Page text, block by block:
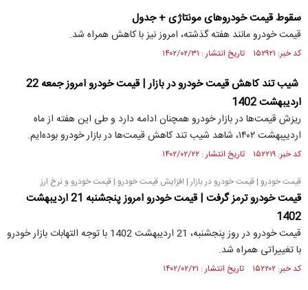
سقوط قیمت خودرو‌های مونتاژی + جدول
قیمت خودرو مانند هفته گذشته، امروز نیز با کاهش همراه شد.
کد خبر: ۱۵۲۹۲۱ تاریخ انتشار : ۱۴۰۲/۰۲/۳۱
شیب تند کاهش قیمت خودرو در بازار | قیمت خودرو امروز جمعه 22
اردیبهشت 1402
ریزش قیمت‌ها در بازار خودرو همچنان ادامه دارد و طی این هفته از ماه
اردییبهشت ۱۴۰۲، شاهد شیب تند کاهش قیمت‌ها در بازار خودرو بوده‌ایم.
کد خبر: ۱۵۲۲۱۹ تاریخ انتشار : ۱۴۰۲/۰۲/۲۲
قیمت خودرو | قیمت خودرو در بازار | افزایش قیمت خودرو | قیمت خودرو و نرخ ارز
قیمت خودرو ترمز گرفت | قیمت خودرو امروز پنجشنبه 21 اردیبهشت
1402
قیمت خودرو در روز پنجشنبه، 21 اردیبهشت 1402 با توجه التهابات بازار خودرو
با تغییراتی همراه شد.
کد خبر: ۱۵۲۲۰۲ تاریخ انتشار : ۱۴۰۲/۰۲/۲۱